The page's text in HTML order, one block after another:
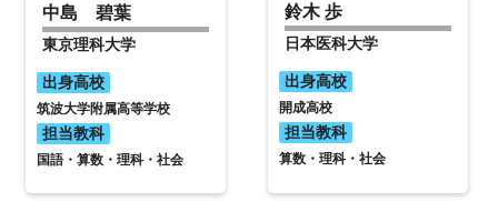
中島 碧葉
東京理科大学
出身高校
筑波大学附属高等学校
担当教科
国語・算数・理科・社会
鈴木 歩
日本医科大学
出身高校
開成高校
担当教科
算数・理科・社会